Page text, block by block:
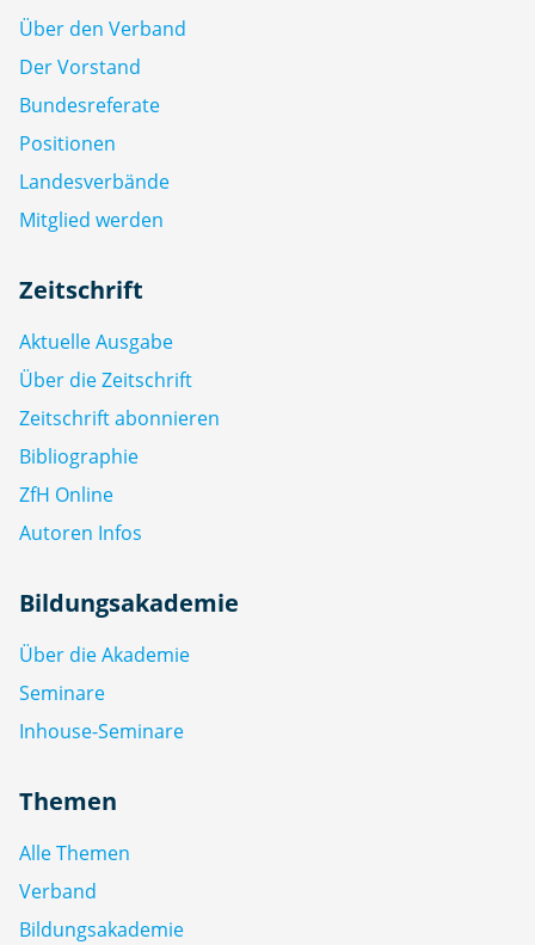
Über den Verband
Der Vorstand
Bundesreferate
Positionen
Landesverbände
Mitglied werden
Zeitschrift
Aktuelle Ausgabe
Über die Zeitschrift
Zeitschrift abonnieren
Bibliographie
ZfH Online
Autoren Infos
Bildungsakademie
Über die Akademie
Seminare
Inhouse-Seminare
Themen
Alle Themen
Verband
Bildungsakademie